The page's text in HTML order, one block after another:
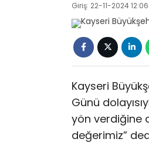
Giriş: 22-11-2024 12:06
Kayseri
Günü
yön verdiğine
değerimiz”